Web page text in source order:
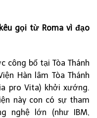
gọi từ Roma vì đạo
công bố tại Tòa Thánh
Hàn lâm Tòa Thánh
pro Vita) khởi xướng.
này con có sự tham
nghệ lớn (như IBM,